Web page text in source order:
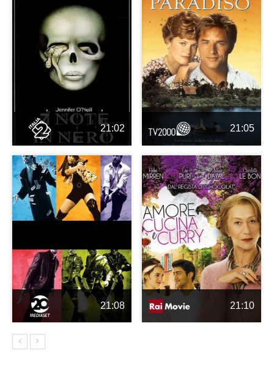
21:02 21:05
21:08 21:10